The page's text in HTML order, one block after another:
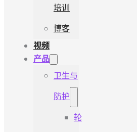
培训
博客
视频
产品
卫生与
防护
轮